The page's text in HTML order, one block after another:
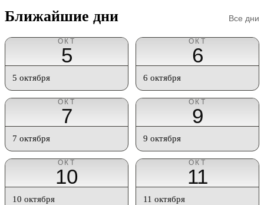
Ближайшие дни Все дни
ОКТ
5
5 октября
ОКТ
6
6 октября
ОКТ
7
7 октября
ОКТ
9
9 октября
ОКТ
10
10 октября
ОКТ
11
11 октября